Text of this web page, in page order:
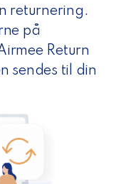
returnering.
på
Return
sendes til din